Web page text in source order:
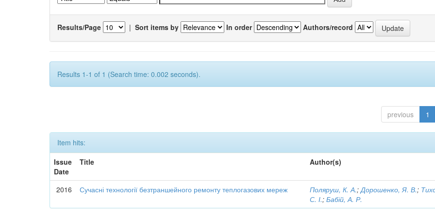
Results/Page | Sort items by In order Authors/record
Results 1-1 of 1 (Search time: 0.002 seconds).
previous 1
Item hits:
Issue
Date
Title Author(s)
2016 Сучасні технології безтраншейного ремонту теплогазових мереж Поляруш, К. А.;Дорошенко, Я. В.;
С. І.;Бабій, А. Р.